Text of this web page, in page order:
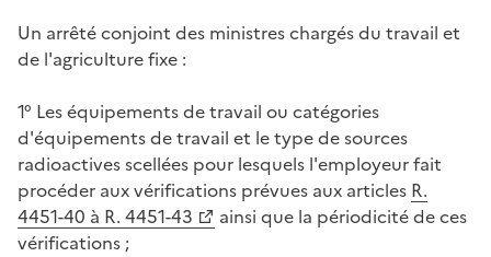
Un arrêté conjoint des ministres chargés du travail et
de l'agriculture fixe :
1° Les équipements de travail ou catégories
d'équipements de travail et le type de sources
radioactives scellées pour lesquels l'employeur fait
procéder aux vérifications prévues aux articles R.
4451-40 à R. 4451-43
ainsi que la périodicité de ces
vérifications ;